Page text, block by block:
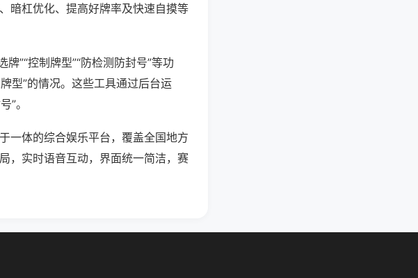
暗杠优化、提高好牌率及快速自摸等
”“控制牌型”“防检测防封号”等功
型”的情况。这些工具通过后台运
”。
一体的综合娱乐平台，覆盖全国地方
，实时语音互动，界面统一简洁，赛